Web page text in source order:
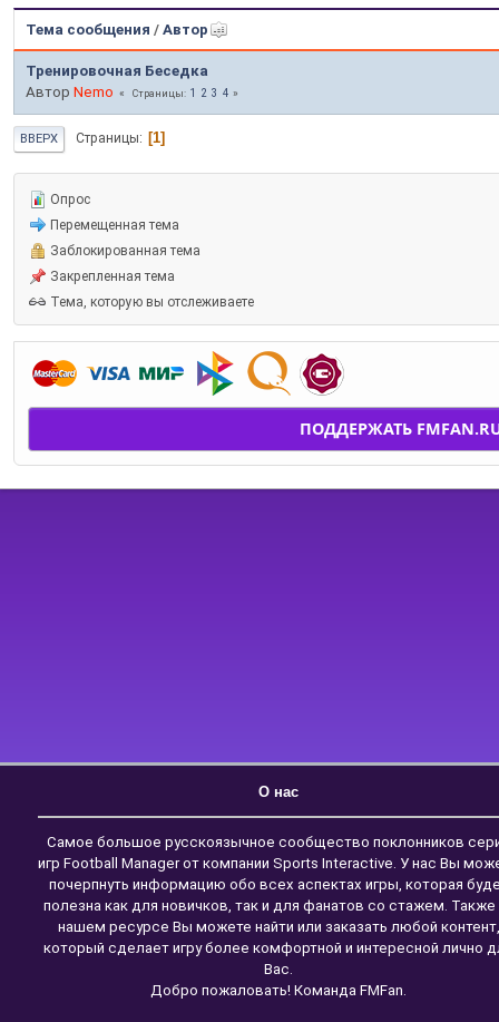
ПОДДЕРЖАТЬ
Тема сообщения / Автор
Тренировочная Беседка
Автор Nemo Страницы 1 2 3 4
ВВЕРХ Страницы 1
Опрос
Перемещенная тема
Заблокированная тема
Закрепленная тема
Тема, которую вы отслеживаете
О нас
Самое большое русскоязычное сообщество поклонников
игр Football Manager от компании Sports Interactive. У нас Вы
почерпнуть информацию обо всех аспектах игры, которая
полезна как для новичков, так и для фанатов со стажем. Также
нашем ресурсе Вы можете найти или заказать любой контент,
который сделает игру более комфортной и интересной лично
Вас.
Добро пожаловать! Команда FMFan.